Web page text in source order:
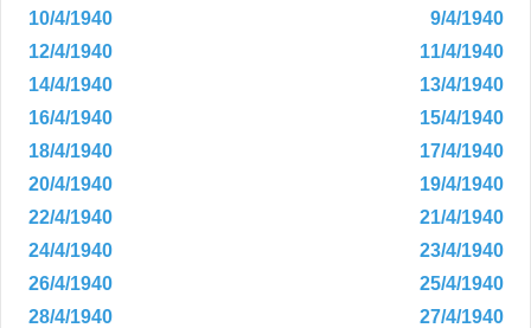
9/4/1940
10/4/1940
11/4/1940
12/4/1940
13/4/1940
14/4/1940
15/4/1940
16/4/1940
17/4/1940
18/4/1940
19/4/1940
20/4/1940
21/4/1940
22/4/1940
23/4/1940
24/4/1940
25/4/1940
26/4/1940
27/4/1940
28/4/1940